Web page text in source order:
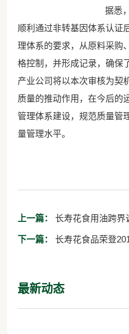
据悉，
顺利通过非转基因体系认证
理体系的要求，从原料采购
格控制，并形成记录，确保
产业公司将以本次审核为契
质量的推动作用，在今后的
管理体系建设，规范质量管
量管理水平。
上一篇：
食品第一品牌
下一篇：
最新动态